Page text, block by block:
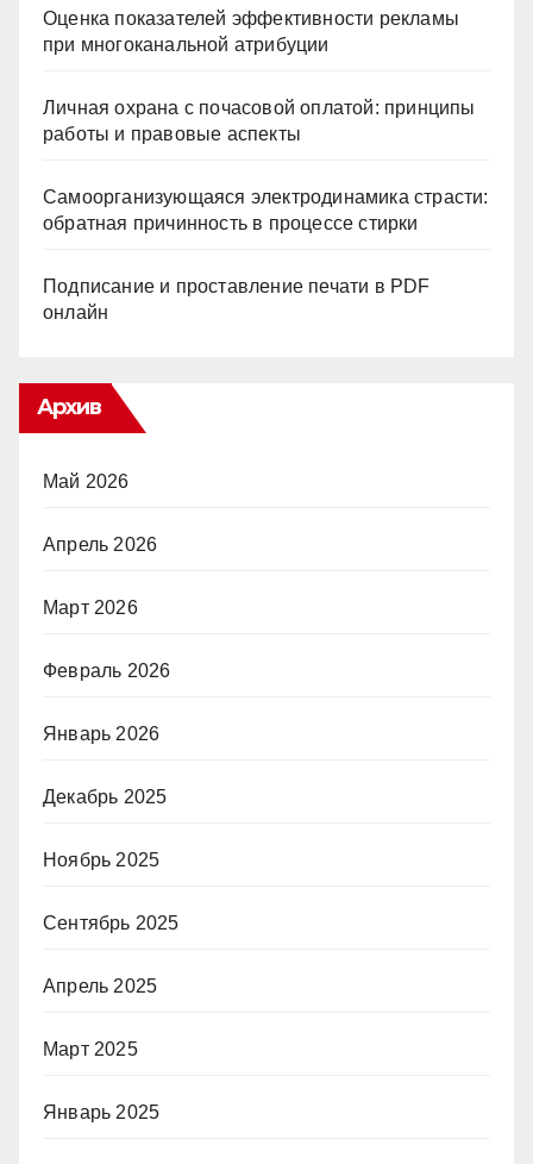
Оценка показателей эффективности рекламы
при многоканальной атрибуции
Личная охрана с почасовой оплатой: принципы
работы и правовые аспекты
Самоорганизующаяся электродинамика страсти:
обратная причинность в процессе стирки
Подписание и проставление печати в PDF
онлайн
Архив
Май 2026
Апрель 2026
Март 2026
Февраль 2026
Январь 2026
Декабрь 2025
Ноябрь 2025
Сентябрь 2025
Апрель 2025
Март 2025
Январь 2025